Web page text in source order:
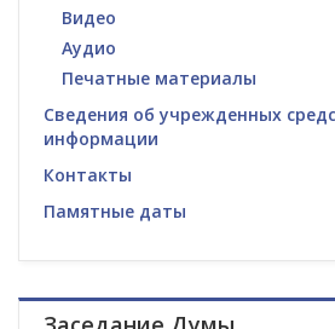
Видео
Аудио
Печатные материалы
Сведения об учрежденных
информации
Контакты
Памятные даты